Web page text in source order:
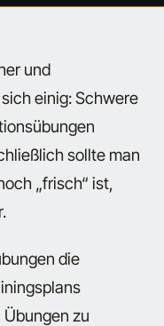
und
einig: Schwere
sollte man
„frisch“ ist,
die
zu